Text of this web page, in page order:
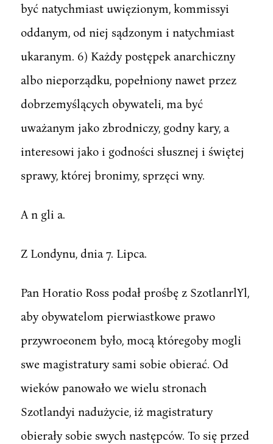
być natychmiast uwięzionym, kommissyi
oddanym, od niej sądzonym i natychmiast
ukaranym. 6) Każdy postępek anarchiczny
albo nieporządku, popełniony nawet przez
dobrzemyślących obywateli, ma być
uważanym jako zbrodniczy, godny kary, a
interesowi jako i godności słusznej i świętej
sprawy, której bronimy, sprzęci wny.
A n gli a.
Z Londynu, dnia 7. Lipca.
Pan Horatio Ross podał prośbę z SzotlanrlYl,
aby obywatelom pierwiastkowe prawo
przywroeonem było, mocą któregoby mogli
swe magistratury sami sobie obierać. Od
wieków panowało we wielu stronach
Szotlandyi nadużycie, iż magistratury
obierały sobie swych następców. To się przed